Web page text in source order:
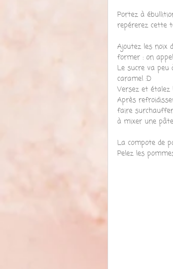
Portez à
repérerez cette
Ajoutez les noix
former : on
Le sucre va peu
caramel :D
Versez et
Après
faire surchauffer
à mixer une
La compote de
Pelez les